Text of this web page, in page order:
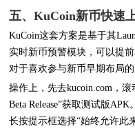
五、KuCoin新币快速
KuCoin这套方案是基于其
实时新币预警模块，可以提
对于喜欢参与新币早期布局
操作上，先去kucoin.com，滚
Beta Release”获取测试版
长按提示框选择“始终允许此